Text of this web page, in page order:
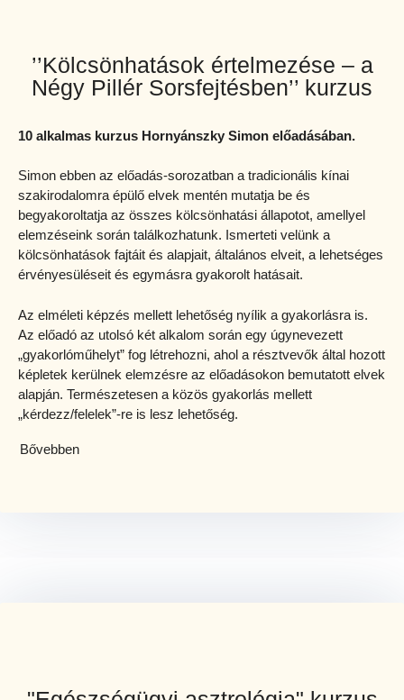
’’Kölcsönhatások értelmezése – a
Négy Pillér Sorsfejtésben’’ kurzus
10 alkalmas kurzus Hornyánszky Simon előadásában.
Simon ebben az előadás-sorozatban a tradicionális kínai
szakirodalomra épülő elvek mentén mutatja be és
begyakoroltatja az összes kölcsönhatási állapotot, amellyel
elemzéseink során találkozhatunk. Ismerteti velünk a
kölcsönhatások fajtáit és alapjait, általános elveit, a lehetséges
érvényesüléseit és egymásra gyakorolt hatásait.
Az elméleti képzés mellett lehetőség nyílik a gyakorlásra is.
Az előadó az utolsó két alkalom során egy úgynevezett
„gyakorlóműhelyt” fog létrehozni, ahol a résztvevők által hozott
képletek kerülnek elemzésre az előadásokon bemutatott elvek
alapján. Természetesen a közös gyakorlás mellett
„kérdezz/felelek”-re is lesz lehetőség.
Bővebben